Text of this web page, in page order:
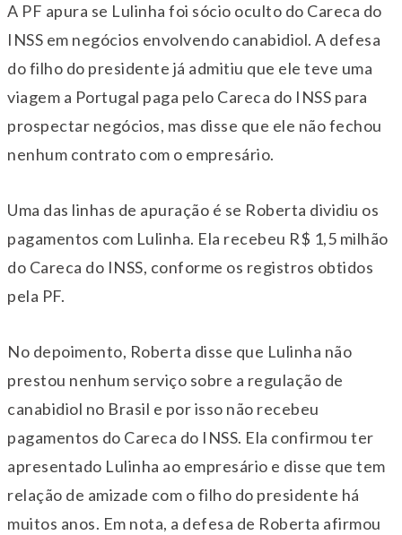
A PF apura se Lulinha foi sócio oculto do Careca do
INSS em negócios envolvendo canabidiol. A defesa
do filho do presidente já admitiu que ele teve uma
viagem a Portugal paga pelo Careca do INSS para
prospectar negócios, mas disse que ele não fechou
nenhum contrato com o empresário.
Uma das linhas de apuração é se Roberta dividiu os
pagamentos com Lulinha. Ela recebeu R$ 1,5 milhão
do Careca do INSS, conforme os registros obtidos
pela PF.
No depoimento, Roberta disse que Lulinha não
prestou nenhum serviço sobre a regulação de
canabidiol no Brasil e por isso não recebeu
pagamentos do Careca do INSS. Ela confirmou ter
apresentado Lulinha ao empresário e disse que tem
relação de amizade com o filho do presidente há
muitos anos. Em nota, a defesa de Roberta afirmou